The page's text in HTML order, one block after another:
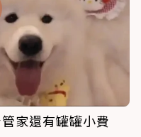
家還有罐罐小費